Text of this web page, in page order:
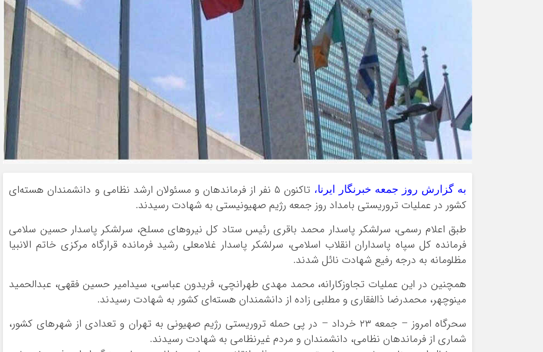
بین الملل
آسیای غربی
آمریکا و اروپا
فیلم
گالری
اینفوگرافی
عکس
صوت و فیلم
آذربایجان شرقی
آذربایجان غربی
چهار محال و بختیاری
خراسان رضوی
زنجان
فارس
قم
به گزارش روز جمعه خبرنگار ایرنا،
تاکنون ۵ نفر از فرماندهان و مسئولان ارشد نظامی و دانشمندان هسته‌ای
کشور در عملیات تروریستی بامداد روز جمعه رژیم صهیونیستی به شهادت رسیدند.
طبق اعلام رسمی، سرلشکر پاسدار محمد باقری رئیس ستاد کل نیروهای مسلح، سرلشکر پاسدار حسین سلامی
فرمانده کل سپاه پاسداران انقلاب اسلامی، سرلشکر پاسدار غلامعلی رشید فرمانده قرارگاه مرکزی خاتم الانبیا
مظلومانه به درجه رفیع شهادت نائل شدند.
همچنین در این عملیات تجاوزکارانه، محمد مهدی طهرانچی، فریدون عباسی، سیدامیر حسین فقهی، عبدالحمید
مینوچهر، محمدرضا ذالفقاری و مطلبی زاده از دانشمندان هسته‌ای کشور به شهادت رسیدند.
سحرگاه امروز – جمعه ۲۳ خرداد – در پی حمله تروریستی رژیم صهیونی به تهران و تعدادی از شهرهای کشور،
شماری از فرماندهان نظامی، دانشمندان و مردم غیرنظامی به شهادت رسیدند.